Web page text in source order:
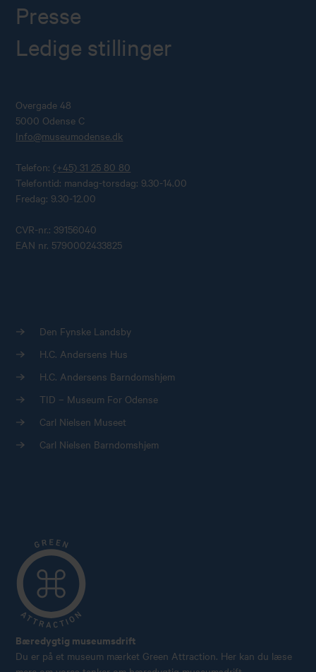
Presse
Ledige stillinger
Overgade 48
5000 Odense C
Info@museumodense.dk
Telefon: (+45) 31 25 80 80
Telefontid: mandag-torsdag: 9.30-14.00
Fredag: 9.30-12.00
CVR-nr.: 39156040
EAN nr. 5790002433825
Den Fynske Landsby
H.C. Andersens Hus
H.C. Andersens Barndomshjem
TID – Museum For Odense
Carl Nielsen Museet
Carl Nielsen Barndomshjem
Bæredygtig museumsdrift
Du er på et museum mærket Green Attraction. Her kan du læse